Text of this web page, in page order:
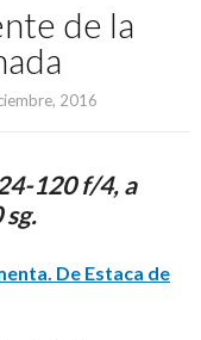
de la
2016
120 f/4, a
De Estaca de